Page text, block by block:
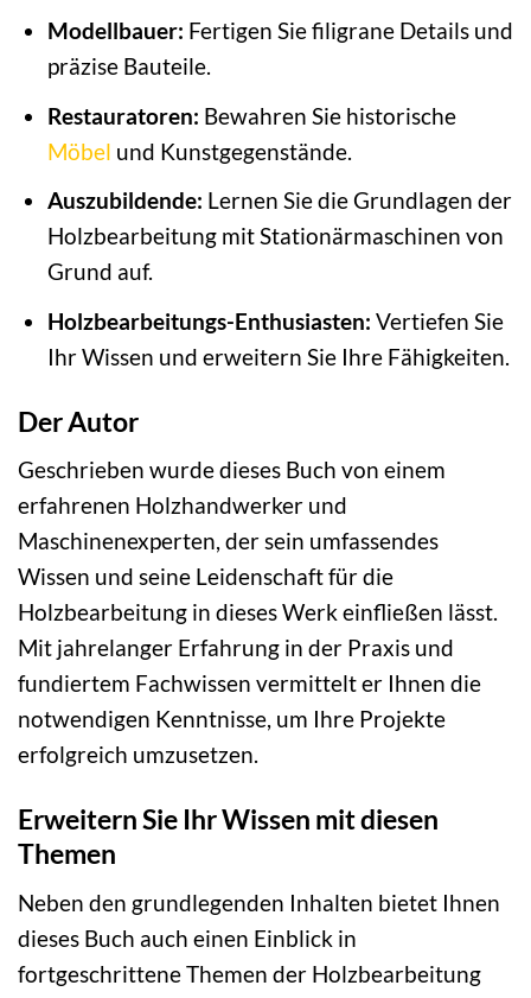
Modellbauer: Fertigen Sie filigrane Details und
präzise Bauteile.
Restauratoren: Bewahren Sie historische
Möbel und Kunstgegenstände.
Auszubildende: Lernen Sie die Grundlagen der
Holzbearbeitung mit Stationärmaschinen von
Grund auf.
Holzbearbeitungs-Enthusiasten: Vertiefen Sie
Ihr Wissen und erweitern Sie Ihre Fähigkeiten.
Der Autor
Geschrieben wurde dieses Buch von einem
erfahrenen Holzhandwerker und
Maschinenexperten, der sein umfassendes
Wissen und seine Leidenschaft für die
Holzbearbeitung in dieses Werk einfließen lässt.
Mit jahrelanger Erfahrung in der Praxis und
fundiertem Fachwissen vermittelt er Ihnen die
notwendigen Kenntnisse, um Ihre Projekte
erfolgreich umzusetzen.
Erweitern Sie Ihr Wissen mit diesen
Themen
Neben den grundlegenden Inhalten bietet Ihnen
dieses Buch auch einen Einblick in
fortgeschrittene Themen der Holzbearbeitung